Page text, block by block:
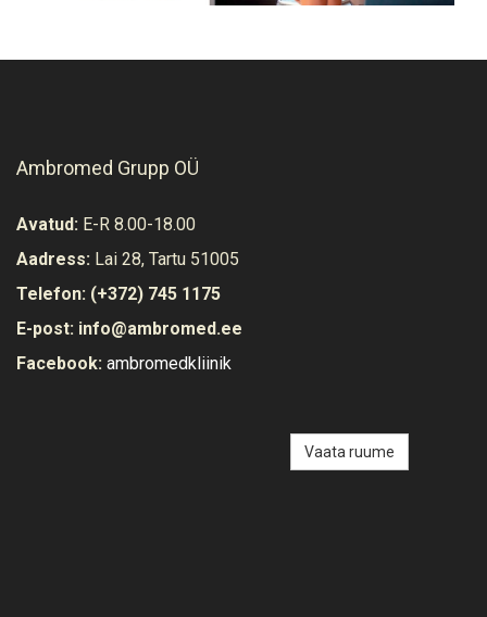
Ambromed Grupp OÜ
Avatud: E-R 8.00-18.00
Aadress: Lai 28, Tartu 51005
Telefon: (+372) 745 1175
E-post: info@ambromed.ee
Facebook: ambromedkliinik
Vaata ruume